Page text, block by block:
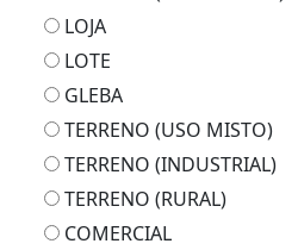
LOJA
LOTE
GLEBA
TERRENO (USO MISTO)
TERRENO (INDUSTRIAL)
TERRENO (RURAL)
COMERCIAL